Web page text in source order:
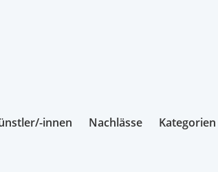
innen Nachlässe Kategorien